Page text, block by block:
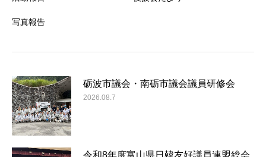
写真報告
砺波市議会・南砺市議会議員研修会
2026.08.7
令和8年度富山県日韓友好議員連盟総会